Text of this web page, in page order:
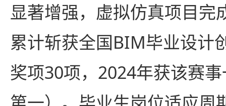
显著增强，虚拟仿真项目完
累计斩获全国BIM毕业设计
奖项30项，2024年获该赛